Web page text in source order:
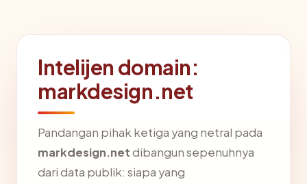
Intelijen domain:
markdesign.net
Pandangan pihak ketiga yang netral pada
markdesign.netdibangun sepenuhnya
dari data publik: siapa yang